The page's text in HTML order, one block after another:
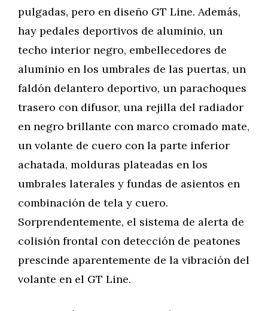
pulgadas, pero en diseño GT Line. Además,
hay pedales deportivos de aluminio, un
techo interior negro, embellecedores de
aluminio en los umbrales de las puertas, un
faldón delantero deportivo, un parachoques
trasero con difusor, una rejilla del radiador
en negro brillante con marco cromado mate,
un volante de cuero con la parte inferior
achatada, molduras plateadas en los
umbrales laterales y fundas de asientos en
combinación de tela y cuero.
Sorprendentemente, el sistema de alerta de
colisión frontal con detección de peatones
prescinde aparentemente de la vibración del
volante en el GT Line.